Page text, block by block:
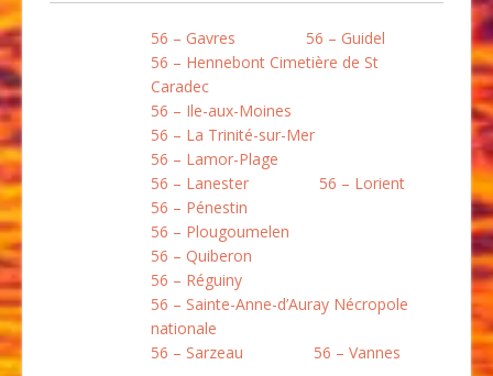
56 – Gavres
56 – Guidel
56 – Hennebont Cimetière de St
Caradec
56 – Ile-aux-Moines
56 – La Trinité-sur-Mer
56 – Lamor-Plage
56 – Lanester
56 – Lorient
56 – Pénestin
56 – Plougoumelen
56 – Quiberon
56 – Réguiny
56 – Sainte-Anne-d’Auray Nécropole
nationale
56 – Sarzeau
56 – Vannes